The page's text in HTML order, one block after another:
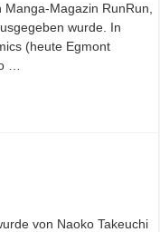
Magazin RunRun,
wurde. In
(heute Egmont
…
von Naoko Takeuchi